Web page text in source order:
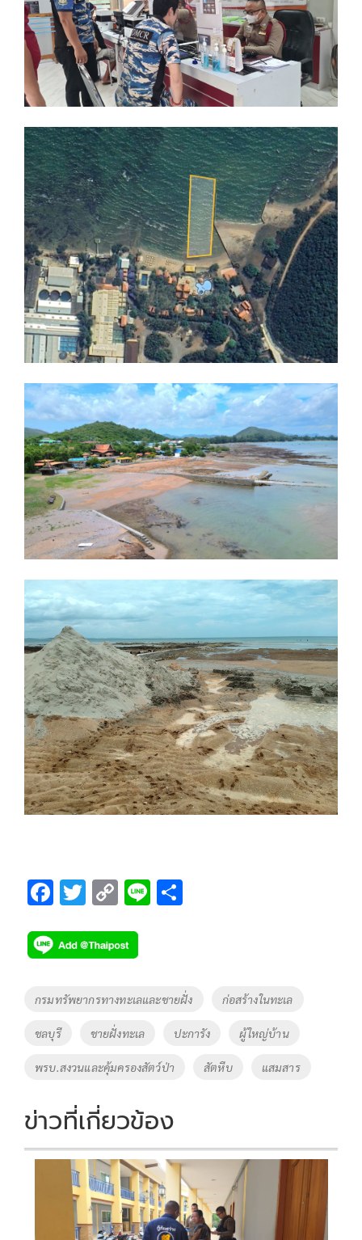
F
e
b
o
o
k
T
tt
er
C
p
y
Li
k
Li
Tags
กรมทรัพยากรทางทะเลและชายฝั่ง ก่อสร้างในทะเล
ชลบุรี ชายฝั่งทะเล ปะการัง ผู้ใหญ่บ้าน
พรบ.สงวนและคุ้มครองสัตว์ป่า สัตหีบ แสมสาร
ข่าวที่เกี่ยวข้อง